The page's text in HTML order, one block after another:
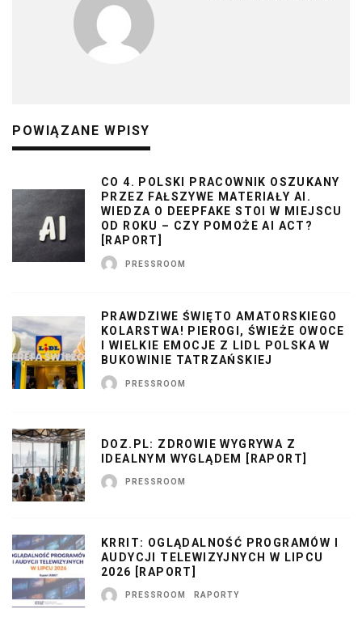
POWIĄZANE WPISY
CO 4. POLSKI PRACOWNIK OSZUKANY
PRZEZ FAŁSZYWE MATERIAŁY AI.
WIEDZA O DEEPFAKE STOI W MIEJSCU
OD ROKU – CZY POMOŻE AI ACT?
[RAPORT]
PRESSROOM
PRAWDZIWE ŚWIĘTO AMATORSKIEGO
KOLARSTWA! PIEROGI, ŚWIEŻE OWOCE
I WIELKIE EMOCJE Z LIDL POLSKA W
BUKOWINIE TATRZAŃSKIEJ
PRESSROOM
DOZ.PL: ZDROWIE WYGRYWA Z
IDEALNYM WYGLĄDEM [RAPORT]
PRESSROOM
KRRIT: OGLĄDALNOŚĆ PROGRAMÓW I
AUDYCJI TELEWIZYJNYCH W LIPCU
2026 [RAPORT]
PRESSROOM RAPORTY